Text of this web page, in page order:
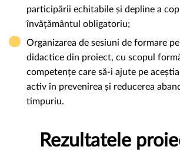
participării echitabile și depline a
învățământul obligatoriu;
Organizarea de sesiuni de formare
didactice din proiect, cu scopul
competențe care să-i ajute pe
activ în prevenirea și reducerea
timpuriu.
Rezultatele